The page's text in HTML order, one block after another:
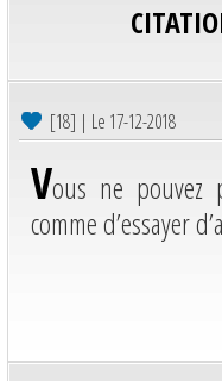
[18] | Le 17-12-2018
Vous ne pouvez
comme d’essayer